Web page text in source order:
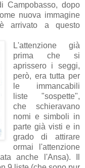
Campobasso, dopo
nuova immagine
arrivato a questo
L'attenzione già
prima che si
aprissero i seggi,
però, era tutta per
le immancabili
liste "sospette",
che schieravano
nomi e simboli in
parte già visti e in
grado di attirare
ormai l'attenzione
anche l'Ansa). Il